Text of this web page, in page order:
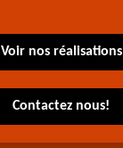
Voir nos réalisations
Contactez nous!